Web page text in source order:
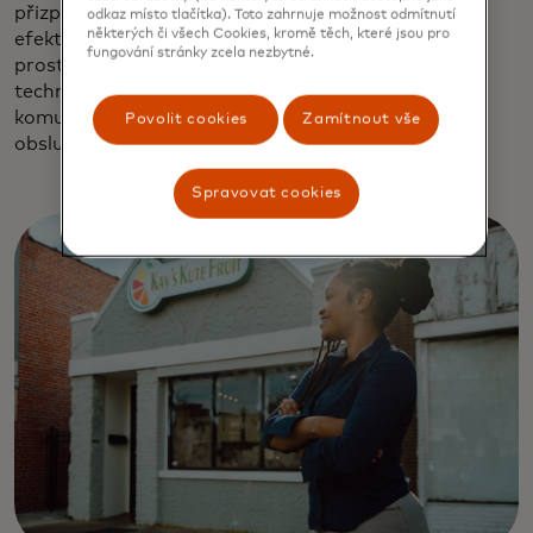
přizpůsobit řešení pro jejich komunity a pomáhají
efektivněji zavádět digitální platební systémy,
prostředky kybernetické bezpečnosti a další
technologická řešení," říká Fernandez. "Jejich
komunitní přístup buduje důvěru a umožňuje jim
obsluhovat podniky s nízkými maržemi."
odkaz místo tlačítka). Toto zahrnuje možnost odmítnutí
některých či všech Cookies, kromě těch, které jsou pro
fungování stránky zcela nezbytné.
Povolit cookies Zamítnout vše
Spravovat cookies